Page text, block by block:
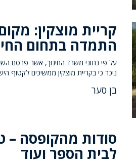
קריית מוצקין:
התמדה בתחום
על פי נתוני משרד החינוך, אשר פרסם
ניכר כי בקריית מוצקין ממשיכים לקטוף
בן סער
סודות מהקופסה –
לבית הספר ועוד